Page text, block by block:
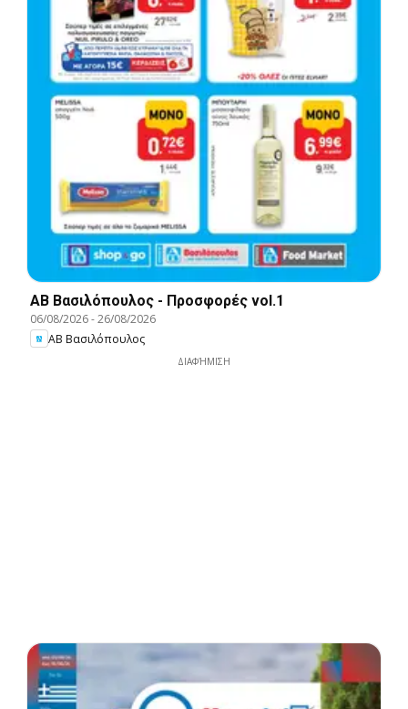
ΑΒ Βασιλόπουλος - Προσφορές vol.1
06/08/2026-26/08/2026
ΑΒ Βασιλόπουλος
ΔΙΑΦΉΜΙΣΗ